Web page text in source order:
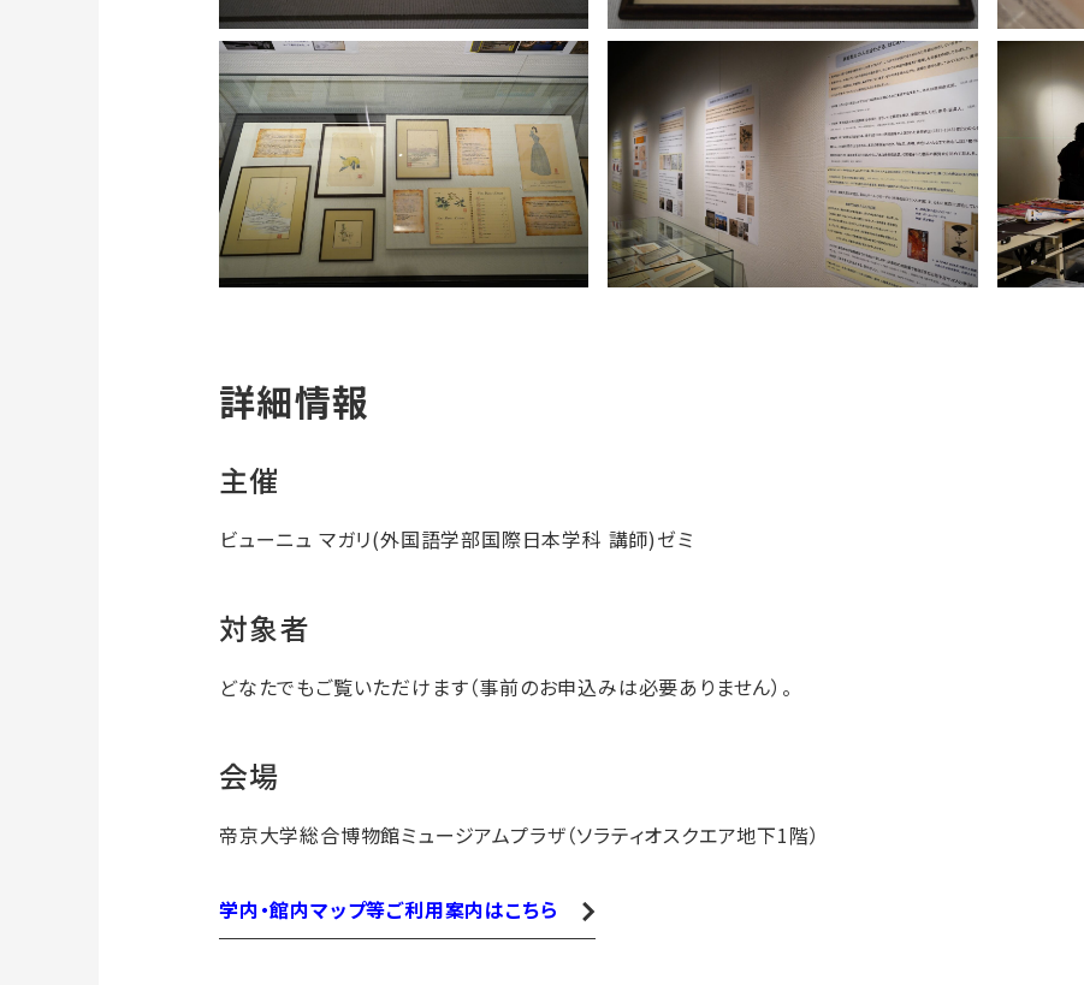
詳細情報
主催
ビューニュ マガリ(外国語学部国際日本学科 講師)ゼミ
対象者
どなたでもご覧いただけます（事前のお申込みは必要ありません）。
会場
帝京大学総合博物館ミュージアムプラザ（ソラティオスクエア地下1階）
学内・館内マップ等ご利用案内はこちら